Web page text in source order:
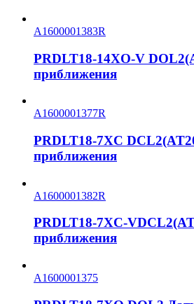
A1600001383R
PRDLT18-14XO-V
приближения
A1600001377R
PRDLT18-7XC
приближения
A1600001382R
PRDLT18-7XC-
приближения
A1600001375